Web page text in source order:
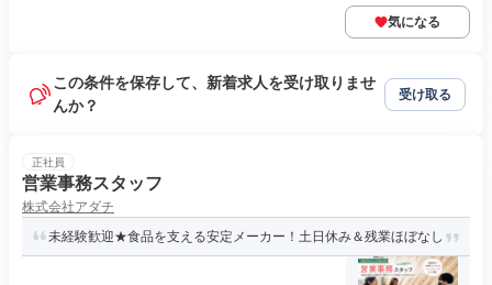
気になる
この条件を保存して、新着求人を受け取りませ
んか？
受け取る
正社員
営業事務スタッフ
株式会社アダチ
未経験歓迎★食品を支える安定メーカー！土日休み＆残業ほぼなし